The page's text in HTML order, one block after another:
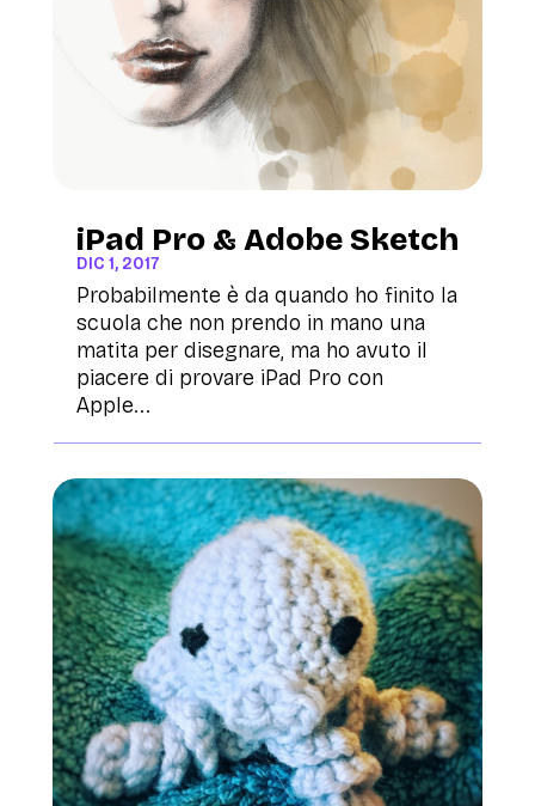
iPad Pro & Adobe Sketch
DIC 1, 2017
Probabilmente è da quando ho finito la
scuola che non prendo in mano una
matita per disegnare, ma ho avuto il
piacere di provare iPad Pro con
Apple...